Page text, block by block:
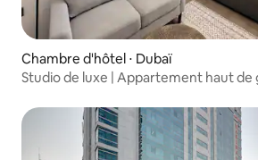
Chambre d'hôtel ⋅ Dubaï
Studio de luxe | Appartement haut de